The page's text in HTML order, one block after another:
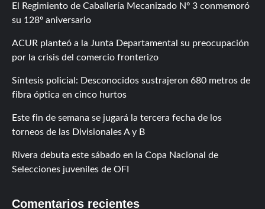
El Regimiento de Caballería Mecanizado Nº 3 conmemoró
su 128º aniversario
ACUR planteó a la Junta Departamental su preocupación
por la crisis del comercio fronterizo
Síntesis policial: Desconocidos sustrajeron 680 metros de
fibra óptica en cinco hurtos
Este fin de semana se jugará la tercera fecha de los
torneos de las Divisionales A y B
Rivera debuta este sábado en la Copa Nacional de
Selecciones juveniles de OFI
Comentarios recientes